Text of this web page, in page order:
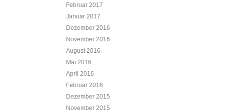
Februar 2017
Januar 2017
Dezember 2016
November 2016
August 2016
Mai 2016
April 2016
Februar 2016
Dezember 2015
November 2015